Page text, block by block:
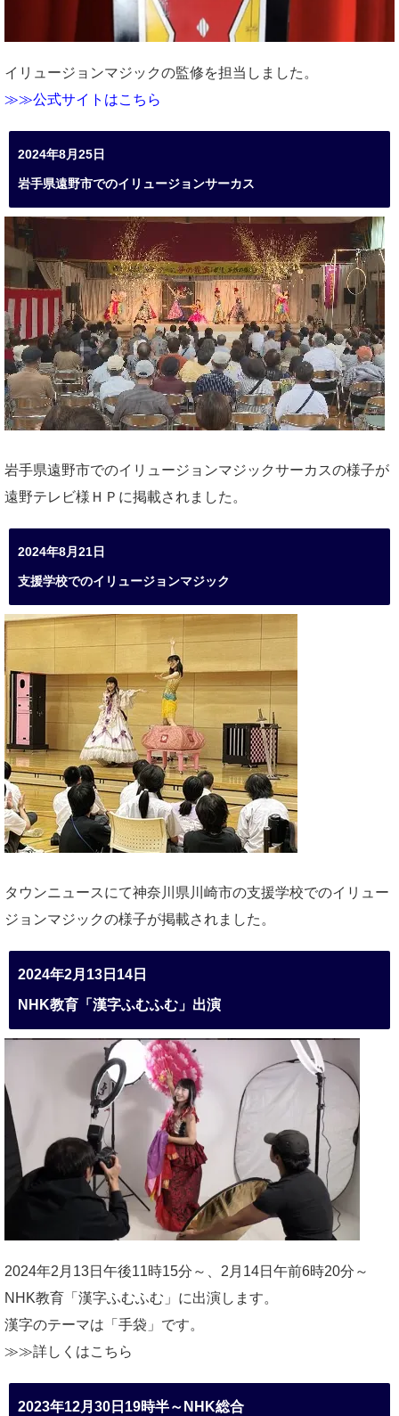
イリュージョンマジックの監修を担当しました。
≫≫公式サイトはこちら
2024年8月25日
岩手県遠野市でのイリュージョンサーカス
岩手県遠野市でのイリュージョンマジックサーカスの様子が
遠野テレビ様ＨＰに掲載されました。
2024年8月21日
支援学校でのイリュージョンマジック
タウンニュースにて神奈川県川崎市の支援学校でのイリュー
ジョンマジックの様子が掲載されました。
2024年2月13日14日
NHK教育「漢字ふむふむ」出演
2024年2月13日午後11時15分～、2月14日午前6時20分～
NHK教育「漢字ふむふむ」に出演します。
漢字のテーマは「手袋」です。
≫≫詳しくはこちら
2023年12月30日19時半～NHK総合